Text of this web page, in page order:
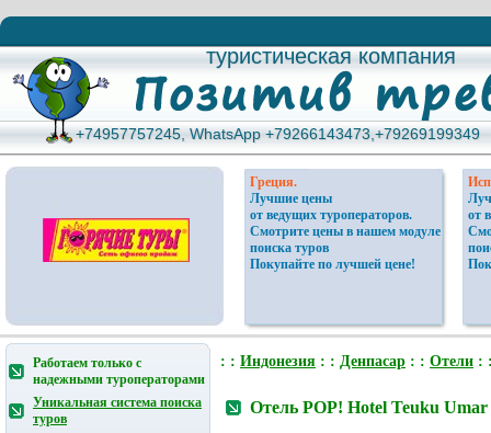
туристическая компания
туристическая компания
+74957757245, WhatsApp +79266143473,+79269199349
+74957757245, WhatsApp +79266143473,+79269199349
Греция.
Лучшие цены
от ведущих туроператоров.
Смотрите цены в нашем модуле
поиска туров
Покупайте по лучшей цене!
от
Работаем только с
надежными туроператорами
Уникальная система поиска
туров
: : Индонезия : : Денпасар : : Отели :
Отель POP! Hotel Teuku